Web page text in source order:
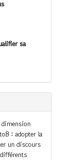
sa
: adopter la
un discours